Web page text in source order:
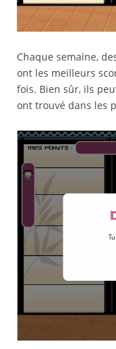
Chaque semaine,
ont les meilleurs
fois. Bien sûr, ils
ont trouvé dans les